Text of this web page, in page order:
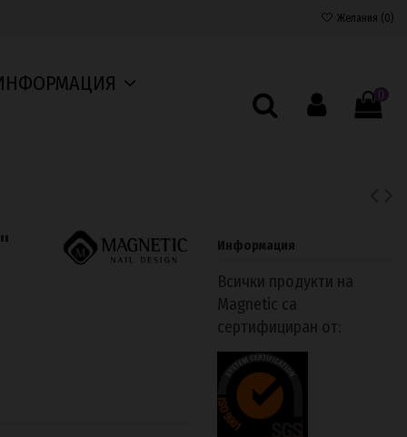
Желания (0)
0
Информация
Всички продукти на
Magnetic са
сертифициран от: